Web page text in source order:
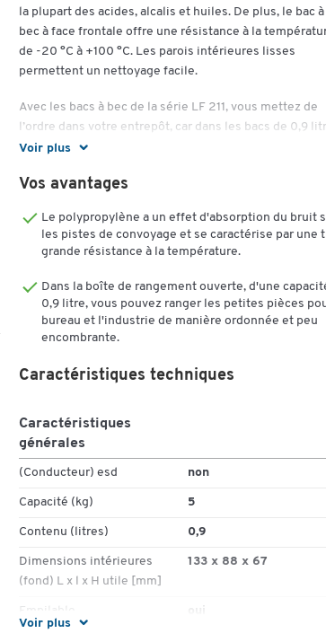
Voir plus
la plupart des acides, alcalis et huiles. De plus, le bac à
bec à face frontale offre une résistance à la
de -20 °C à +100 °C. Les parois intérieures lisses
permettent un nettoyage facile.
Avec les bacs à bec de la série LF 211, vous mettez de
l’ordre dans votre entrepôt, car dans les bacs de 0,9
vous stockez les petites pièces clairement rangées.
système individuel adapté à vos besoins. Des rainures
subdiviser davantage les bacs à bec.Sa conception
individuelle le rend idéal pour la préparation des
les bacs de stockage ouverts à l’avant amortissent le
Matériau :
Dimensionnellement stable et robuste
Résistant aux températures de -20 °C à +100 °C
Exécution :
rainures pour cloisons de séparation
Parois intérieures lisses pour un nettoyage
Contenance : 0,9 litres
Capacité de charge : 5 kg
Dimensions intérieures : L 133 x l. 88 x H 67 mm
Vos avantages
Le polypropylène a un effet d'absorption du bruit
les pistes de convoyage et se caractérise par une
grande résistance à la température.
Dans la boîte de rangement ouverte, d'une
0,9 litre, vous pouvez ranger les petites pièces
bureau et l'industrie de manière ordonnée et peu
encombrante.
Voir plus
Caractéristiques techniques
Caractéristiques
générales
(Conducteur) esd non
Capacité (kg) 5
Contenu (litres) 0,9
Dimensions intérieures
(fond) L x l x H utile [mm]
133 x 88 x 67
Empilable